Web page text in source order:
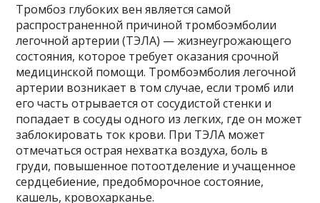
Тромбоз глубоких вен является самой
распространенной причиной тромбоэмболии
легочной артерии (ТЭЛА) — жизнеугрожающего
состояния, которое требует оказания срочной
медицинской помощи. Тромбоэмболия легочной
артерии возникает в том случае, если тромб или
его часть отрывается от сосудистой стенки и
попадает в сосуды одного из легких, где он может
заблокировать ток крови. При ТЭЛА может
отмечаться острая нехватка воздуха, боль в
груди, повышенное потоотделение и учащенное
сердцебиение, предобморочное состояние,
кашель, кровохарканье.